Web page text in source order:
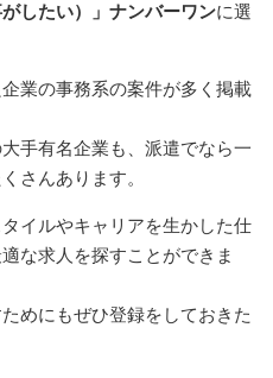
したい）」ナンバーワンに選
業の事務系の案件が多く掲載
手有名企業も、派遣でなら一
さんあります。
イルやキャリアを生かした仕
な求人を探すことができま
めにもぜひ登録をしておきた